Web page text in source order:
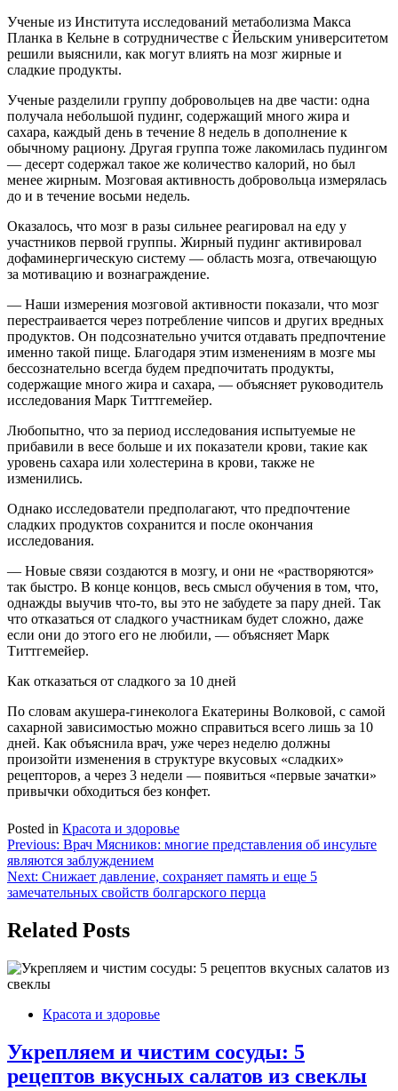
Ученые из Института исследований метаболизма Макса
Планка в Кельне в сотрудничестве с Йельским университетом
решили выяснили, как могут влиять на мозг жирные и
сладкие продукты.
Ученые разделили группу добровольцев на две части: одна
получала небольшой пудинг, содержащий много жира и
сахара, каждый день в течение 8 недель в дополнение к
обычному рациону. Другая группа тоже лакомилась пудингом
— десерт содержал такое же количество калорий, но был
менее жирным. Мозговая активность добровольца измерялась
до и в течение восьми недель.
Оказалось, что мозг в разы сильнее реагировал на еду у
участников первой группы. Жирный пудинг активировал
дофаминергическую систему — область мозга, отвечающую
за мотивацию и вознаграждение.
— Наши измерения мозговой активности показали, что мозг
перестраивается через потребление чипсов и других вредных
продуктов. Он подсознательно учится отдавать предпочтение
именно такой пище. Благодаря этим изменениям в мозге мы
бессознательно всегда будем предпочитать продукты,
содержащие много жира и сахара, — объясняет руководитель
исследования Марк Титтгемейер.
Любопытно, что за период исследования испытуемые не
прибавили в весе больше и их показатели крови, такие как
уровень сахара или холестерина в крови, также не
изменились.
Однако исследователи предполагают, что предпочтение
сладких продуктов сохранится и после окончания
исследования.
— Новые связи создаются в мозгу, и они не «растворяются»
так быстро. В конце концов, весь смысл обучения в том, что,
однажды выучив что-то, вы это не забудете за пару дней. Так
что отказаться от сладкого участникам будет сложно, даже
если они до этого его не любили, — объясняет Марк
Титтгемейер.
Как отказаться от сладкого за 10 дней
По словам акушера-гинеколога Екатерины Волковой, с самой
сахарной зависимостью можно справиться всего лишь за 10
дней. Как объяснила врач, уже через неделю должны
произойти изменения в структуре вкусовых «сладких»
рецепторов, а через 3 недели — появиться «первые зачатки»
привычки обходиться без конфет.
Posted in Красота и здоровье
Навигация
по
записям
Previous: Врач Мясников: многие представления об инсульте
являются заблуждением
Next: Снижает давление, сохраняет память и еще 5
замечательных свойств болгарского перца
Related Posts
Красота и здоровье
Укрепляем и чистим сосуды: 5
рецептов вкусных салатов из свеклы